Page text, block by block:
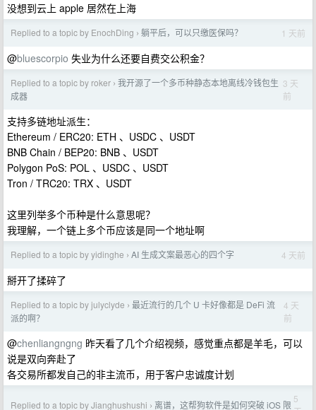
没想到云上 apple 居然在上海
Replied to a topic by EnochDing › 躺平后，可以只缴医保吗？ 1 天前
@bluescorpio 失业为什么还要自费交公积金？
Replied to a topic by roker › 我开源了一个多币种静态本地离线冷钱包生
成器
3 天
前
支持多链地址派生：
Ethereum / ERC20: ETH 、USDC 、USDT
BNB Chain / BEP20: BNB 、USDT
Polygon PoS: POL 、USDC 、USDT
Tron / TRC20: TRX 、USDT
这里列举多个币种是什么意思呢？
我理解，一个链上多个币应该是同一个地址啊
Replied to a topic by yidinghe › AI 生成文案最恶心的四个字 4 天前
掰开了揉碎了
Replied to a topic by julyclyde › 最近流行的几个 U 卡好像都是 DeFi 流
派的啊？
4 天
前
@chenliangngng 昨天看了几个介绍视频，感觉重点都是羊毛，可以
说是双向奔赴了
各交易所都发自己的非主流币，用于客户忠诚度计划
Replied to a topic by Jianghushushi › 离谱，这帮狗软件是如何突破 iOS 限 5